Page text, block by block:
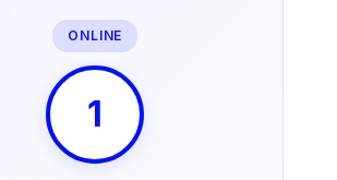
ONLINE
1